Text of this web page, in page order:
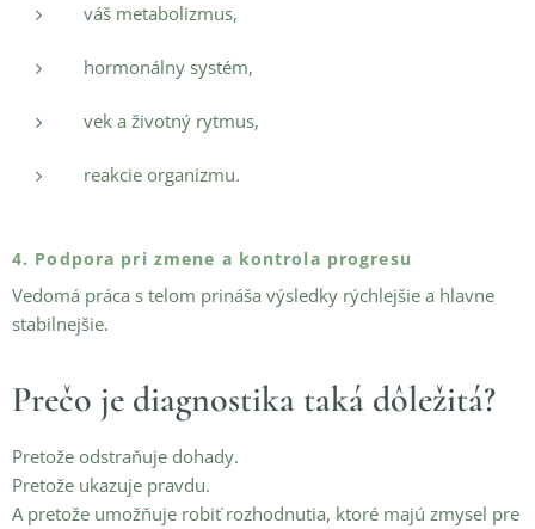
váš metabolizmus,
hormonálny systém,
vek a životný rytmus,
reakcie organizmu.
4. Podpora pri zmene a kontrola progresu
Vedomá práca s telom prináša výsledky rýchlejšie a hlavne
stabilnejšie.
Prečo je diagnostika taká dôležitá?
Pretože odstraňuje dohady.
Pretože ukazuje pravdu.
A pretože umožňuje robiť rozhodnutia, ktoré majú zmysel pre